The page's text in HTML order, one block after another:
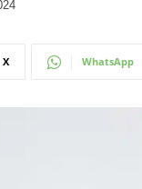
X WhatsApp